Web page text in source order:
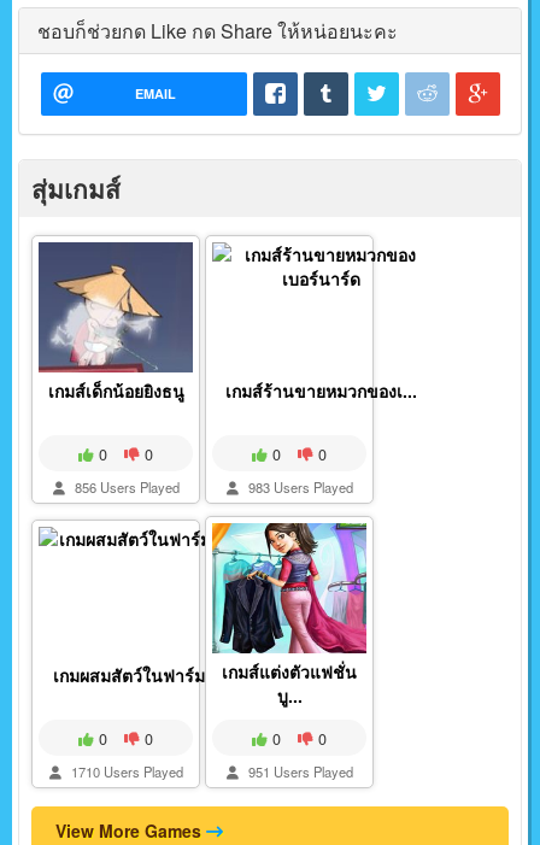
ชอบก็ช่วยกด Like กด Share ให้หน่อยนะคะ
EMAIL
สุ่มเกมส์
เกมส์เด็กน้อยยิงธนู
0 0
856 Users Played
เกมส์ร้านขายหมวกของเ...
0 0
983 Users Played
เกมผสมสัตว์ในฟาร์มแล...
0 0
1710 Users Played
เกมส์แต่งตัวแฟชั่น
บู...
0 0
951 Users Played
View More Games